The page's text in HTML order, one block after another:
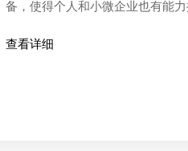
备，使得个人和小微企业也有能
查看详细